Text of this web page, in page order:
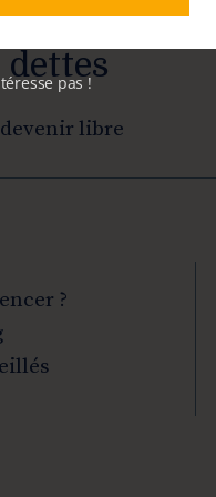
libre
?
pas !